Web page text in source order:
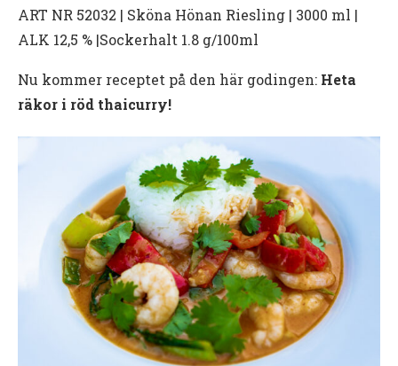
ART NR 52032 | Sköna Hönan Riesling | 3000 ml |
ALK 12,5 % |Sockerhalt 1.8 g/100ml
Nu kommer receptet på den här godingen: Heta
räkor i röd thaicurry!